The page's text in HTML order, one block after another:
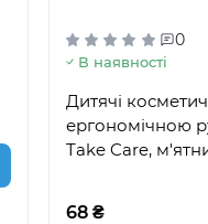
0
В наявності
Дитячі
ергономічною
Take Care,
68 ₴